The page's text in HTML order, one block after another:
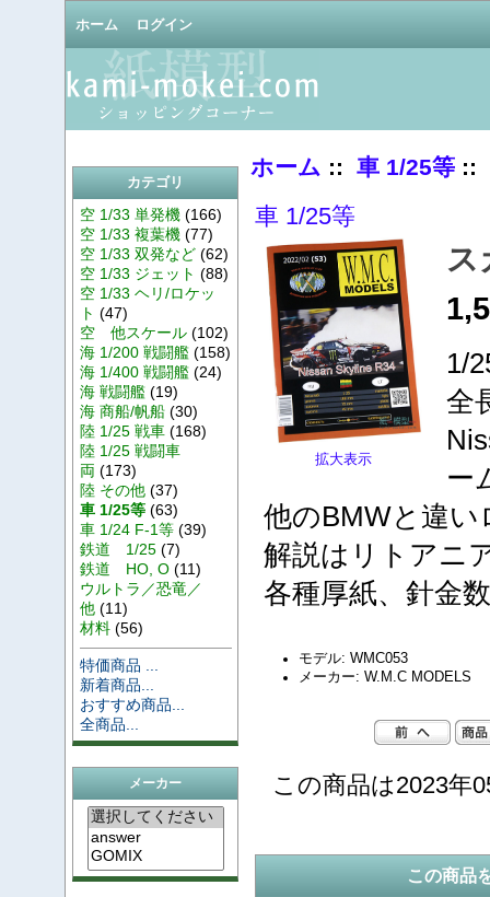
ホーム ログイン
カテゴリ
空 1/33 単発機(166)
空 1/33 複葉機(77)
空 1/33 双発など(62)
空 1/33 ジェット (88)
空 1/33 ヘリ/ロケッ
ト (47)
空 他スケール(102)
海 1/200 戦闘艦(158)
海 1/400 戦闘艦(24)
海 戦闘艦(19)
海 商船/帆船(30)
陸 1/25 戦車(168)
陸 1/25 戦闘車
両 (173)
陸 その他(37)
車 1/25等(63)
車 1/24 F-1等(39)
鉄道 1/25(7)
鉄道 HO, O(11)
ウルトラ／恐竜／
他(11)
材料(56)
特価商品 ...
新着商品...
おすすめ商品...
全商品...
メーカー
ホーム :: 車 1/25等::
車 1/25等
拡大表示
ス
1/
全
ー
他のBMWと違
解説はリトアニ
各種厚紙、針金
モデル: WMC053
メーカー: W.M.C MODELS
この商品は2023年
この商品